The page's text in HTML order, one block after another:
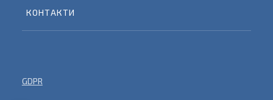
КОНТАКТИ
GDPR